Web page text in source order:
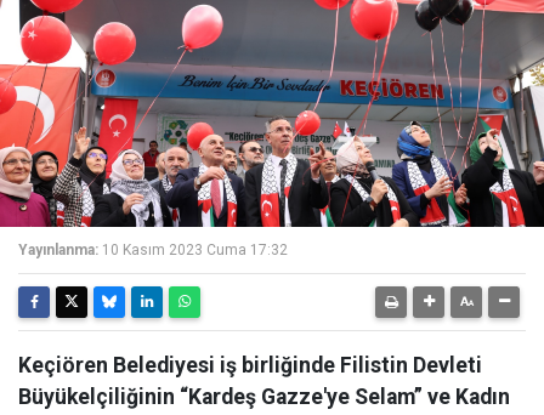
Yayınlanma: 10 Kasım 2023 Cuma 17:32
Keçiören Belediyesi iş birliğinde Filistin Devleti
Büyükelçiliğinin “Kardeş Gazze'ye Selam” ve Kadın